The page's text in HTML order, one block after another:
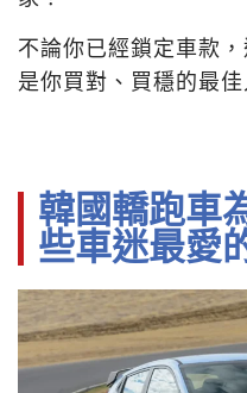
不論你已經鎖定車款
是你買對、買穩的最佳
韓國轎跑車
些車迷最愛